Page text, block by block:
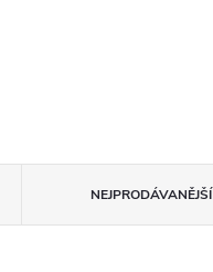
NEJPRODÁVANĚJŠÍ